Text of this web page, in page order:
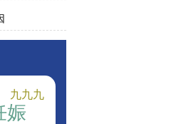
九九九
娠